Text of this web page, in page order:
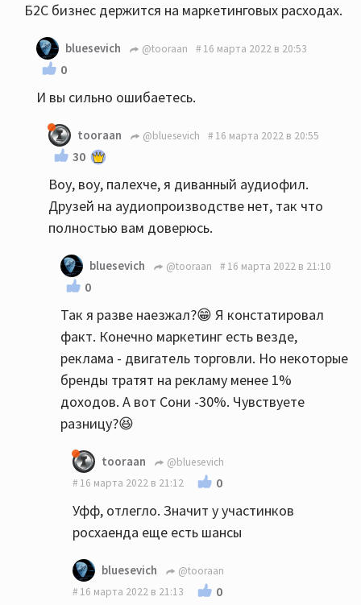
Б2С бизнес держится на маркетинговых расходах.
bluesevich @tooraan 16 марта 2022 в 20:53
0
И вы сильно ошибаетесь.
tooraan @bluesevich 16 марта 2022 в 20:55
30
Воу, воу, палехче, я диванный аудиофил.
Друзей на аудиопроизводстве нет, так что
полностью вам доверюсь.
bluesevich @tooraan 16 марта 2022 в 21:10
0
Так я разве наезжал?😁 Я констатировал
факт. Конечно маркетинг есть везде,
реклама - двигатель торговли. Но некоторые
бренды тратят на рекламу менее 1%
доходов. А вот Сони -30%. Чувствуете
разницу?😆
tooraan
@bluesevich
16 марта 2022 в 21:12
0
Уфф, отлегло. Значит у участинков
росхаенда еще есть шансы
bluesevich
@tooraan
16 марта 2022 в 21:13
0